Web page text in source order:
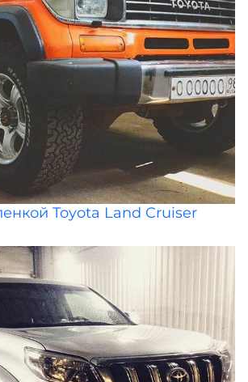
Toyota Land Cruiser